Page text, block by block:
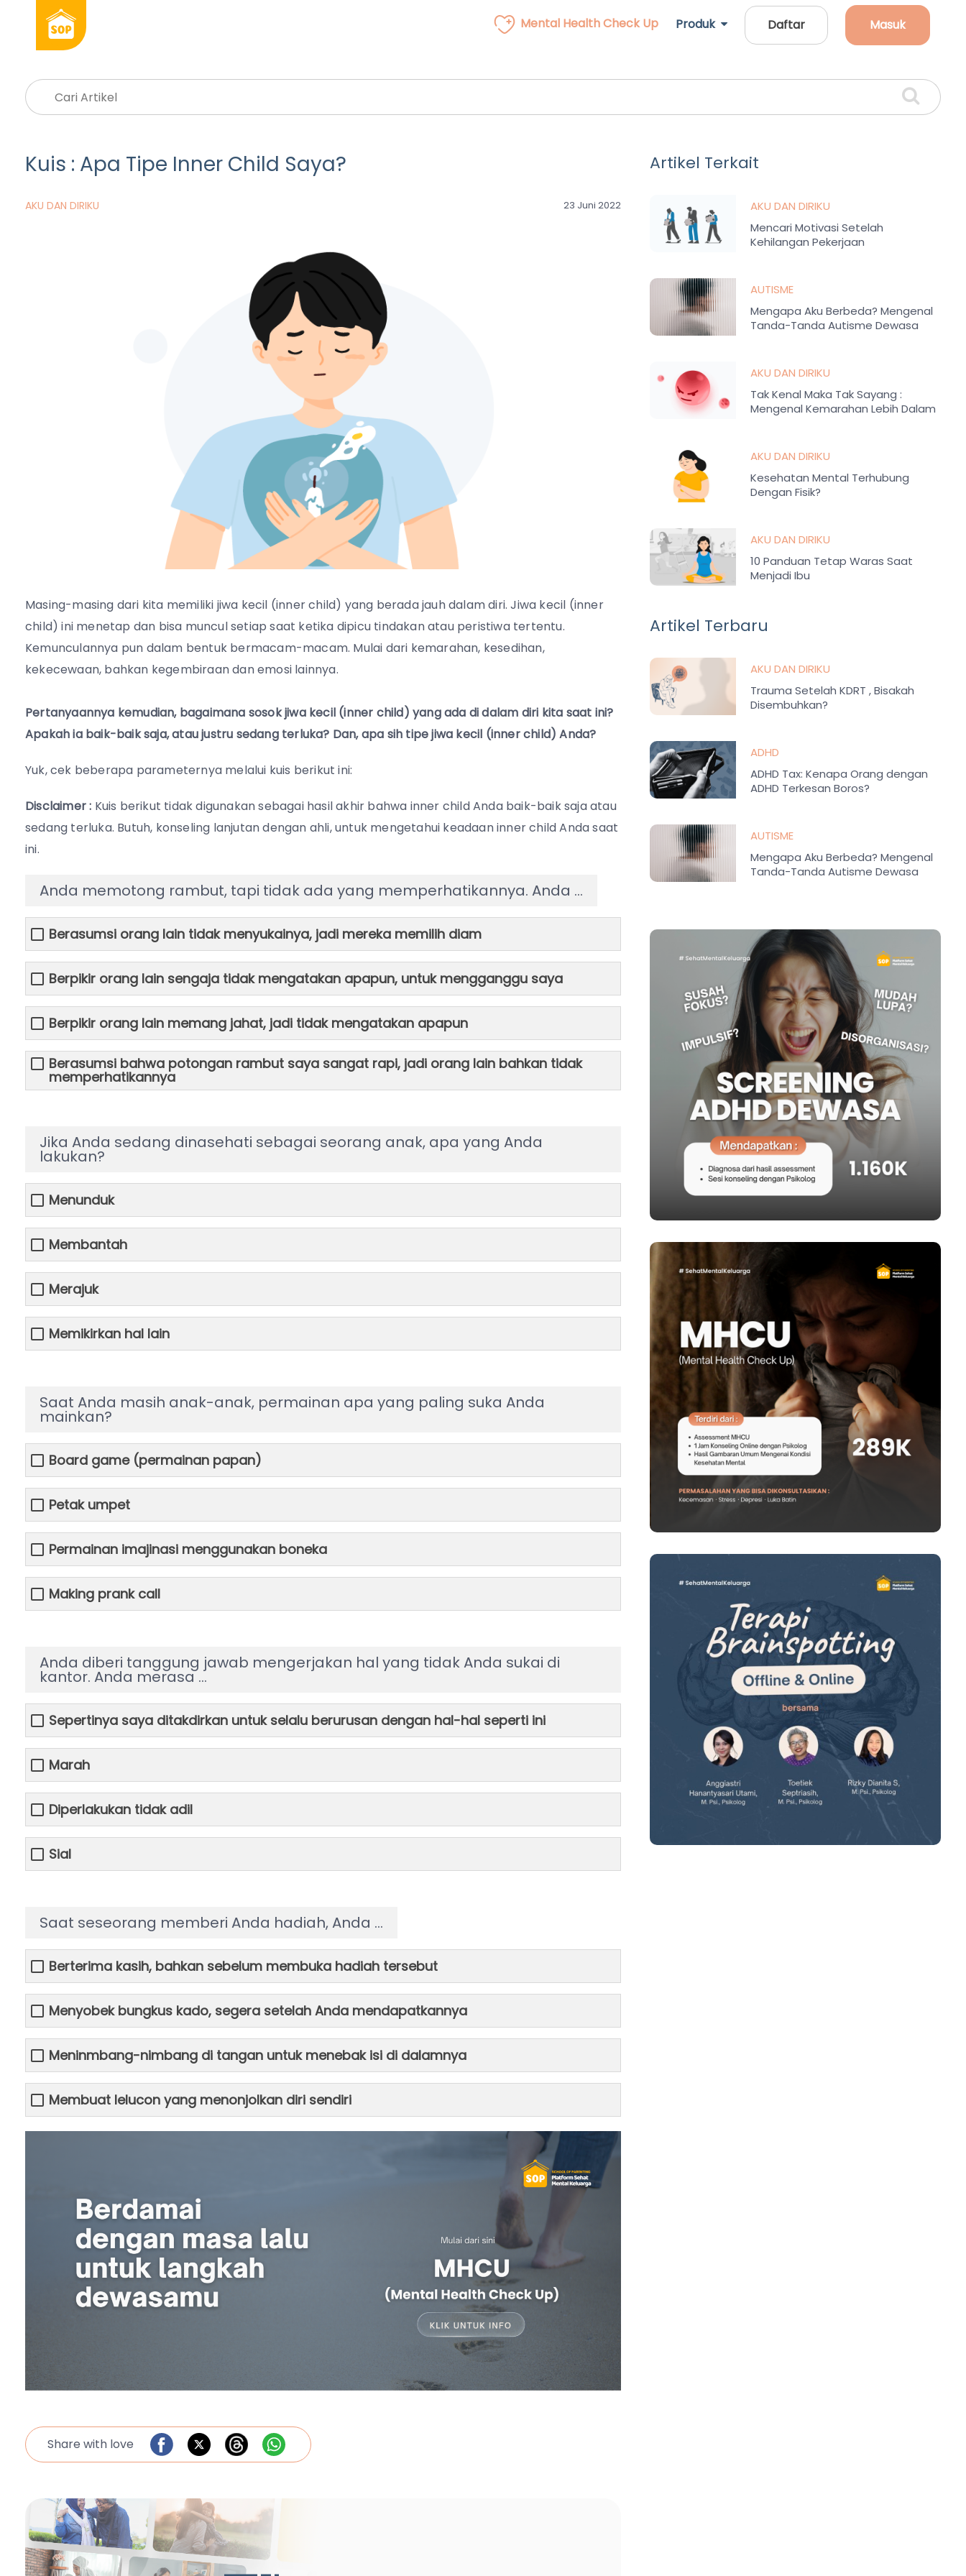
Mental Health Check Up Produk Daftar Masuk
Kuis : Apa Tipe Inner Child Saya?
AKU DAN DIRIKU 23 Juni 2022
Masing-masing dari kita memiliki jiwa kecil (inner child) yang berada jauh dalam diri. Jiwa kecil (inner
child) ini menetap dan bisa muncul setiap saat ketika dipicu tindakan atau peristiwa tertentu.
Kemunculannya pun dalam bentuk bermacam-macam. Mulai dari kemarahan, kesedihan,
kekecewaan, bahkan kegembiraan dan emosi lainnya.
Pertanyaannya kemudian, bagaimana sosok jiwa kecil (inner child) yang ada di dalam diri kita saat ini?
Apakah ia baik-baik saja, atau justru sedang terluka? Dan, apa sih tipe jiwa kecil (inner child) Anda?
Yuk, cek beberapa parameternya melalui kuis berikut ini:
Disclaimer : Kuis berikut tidak digunakan sebagai hasil akhir bahwa inner child Anda baik-baik saja atau
sedang terluka. Butuh, konseling lanjutan dengan ahli, untuk mengetahui keadaan inner child Anda saat
ini.
Anda memotong rambut, tapi tidak ada yang memperhatikannya. Anda …
Berasumsi orang lain tidak menyukainya, jadi mereka memilih diam
Berpikir orang lain sengaja tidak mengatakan apapun, untuk mengganggu saya
Berpikir orang lain memang jahat, jadi tidak mengatakan apapun
Berasumsi bahwa potongan rambut saya sangat rapi, jadi orang lain bahkan tidak
memperhatikannya
Jika Anda sedang dinasehati sebagai seorang anak, apa yang Anda
lakukan?
Menunduk
Membantah
Merajuk
Memikirkan hal lain
Saat Anda masih anak-anak, permainan apa yang paling suka Anda
mainkan?
Board game (permainan papan)
Petak umpet
Permainan imajinasi menggunakan boneka
Making prank call
Anda diberi tanggung jawab mengerjakan hal yang tidak Anda sukai di
kantor. Anda merasa …
Sepertinya saya ditakdirkan untuk selalu berurusan dengan hal-hal seperti ini
Marah
Diperlakukan tidak adil
Sial
Saat seseorang memberi Anda hadiah, Anda …
Berterima kasih, bahkan sebelum membuka hadiah tersebut
Menyobek bungkus kado, segera setelah Anda mendapatkannya
Meninmbang-nimbang di tangan untuk menebak isi di dalamnya
Membuat lelucon yang menonjolkan diri sendiri
Share with love
Artikel Terkait
AKU DAN DIRIKU
Mencari Motivasi Setelah
Kehilangan Pekerjaan
AUTISME
Mengapa Aku Berbeda? Mengenal
Tanda-Tanda Autisme Dewasa
AKU DAN DIRIKU
Tak Kenal Maka Tak Sayang :
Mengenal Kemarahan Lebih Dalam
AKU DAN DIRIKU
Kesehatan Mental Terhubung
Dengan Fisik?
AKU DAN DIRIKU
10 Panduan Tetap Waras Saat
Menjadi Ibu
Artikel Terbaru
AKU DAN DIRIKU
Trauma Setelah KDRT , Bisakah
Disembuhkan?
ADHD
ADHD Tax: Kenapa Orang dengan
ADHD Terkesan Boros?
AUTISME
Mengapa Aku Berbeda? Mengenal
Tanda-Tanda Autisme Dewasa